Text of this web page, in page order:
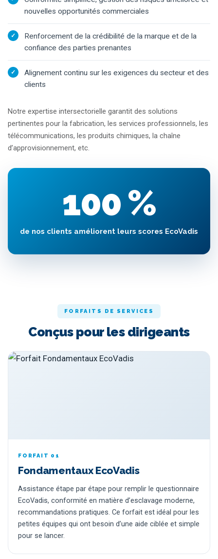
nouvelles opportunités commerciales
Renforcement de la crédibilité de la marque et de la
confiance des parties prenantes
Alignement continu sur les exigences du secteur et des
clients
Notre expertise intersectorielle garantit des solutions
pertinentes pour la fabrication, les services professionnels, les
télécommunications, les produits chimiques, la chaîne
d’approvisionnement, etc.
100 %
de nos clients améliorent leurs scores EcoVadis
FORFAITS DE SERVICES
Conçus pour les dirigeants
FORFAIT 01
Fondamentaux EcoVadis
Assistance étape par étape pour remplir le questionnaire
EcoVadis, conformité en matière d’esclavage moderne,
recommandations pratiques. Ce forfait est idéal pour les
petites équipes qui ont besoin d’une aide ciblée et simple
pour se lancer.